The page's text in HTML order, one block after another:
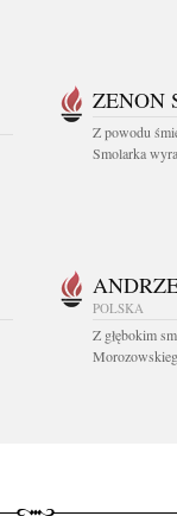
ZENON
Z powodu
Smolarka
POLSKA
Z głębokim